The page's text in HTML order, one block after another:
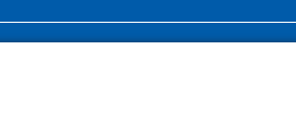
de los
D.R.A. Prohibida su
in whole or in part, or